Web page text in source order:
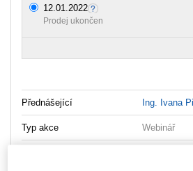
12.01.2022
Prodej ukončen
Přednášející Ing. Ivana
Typ akce Webinář